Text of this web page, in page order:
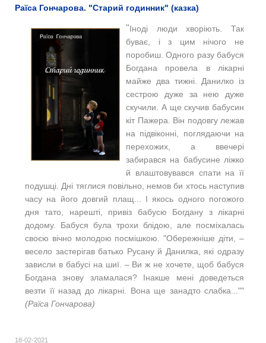
Раїса Гончарова. "Старий годинник" (казка)
"Іноді люди хворіють. Так
буває, і з цим нічого не
поробиш. Одного разу бабуся
Богдана провела в лікарні
майже два тижні. Данилко із
сестрою дуже за нею дуже
скучили. А ще скучив бабусин
кіт Пажера. Він подовгу лежав
на підвіконні, поглядаючи на
перехожих, а ввечері
забирався на бабусине ліжко
й влаштовувався спати на її
подушці. Дні тяглися повільно, немов би хтось наступив
часу на його довгий плащ... І якось одного погожого
дня тато, нарешті, привіз бабусю Богдану з лікарні
додому. Бабуся була трохи блідою, але посміхалась
своєю вічно молодою посмішкою. "Обережніше діти, ‒
весело застерігав батько Русану й Данилка, які одразу
зависли в бабусі на шиї. ‒ Ви ж не хочете, щоб бабуся
Богдана знову зламалася? Інакше мені доведеться
везти її назад до лікарні. Вона ще занадто слабка...""
(Раїса Гончарова)
18-02-2021